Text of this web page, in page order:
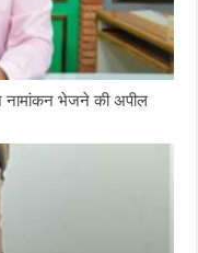
भेजने की अपील